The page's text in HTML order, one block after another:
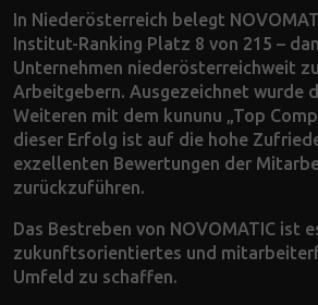
In Niederösterreich belegt
Institut-Ranking Platz 8 von 215 –
Unternehmen niederösterreichweit
Arbeitgebern. Ausgezeichnet wurde
Weiteren mit dem kununu „Top
dieser Erfolg ist auf die hohe
exzellenten Bewertungen der
zurückzuführen.
Das Bestreben von NOVOMATIC ist
zukunftsorientiertes und
Umfeld zu schaffen.